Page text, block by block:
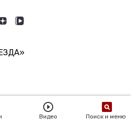
Видео Поиск и меню